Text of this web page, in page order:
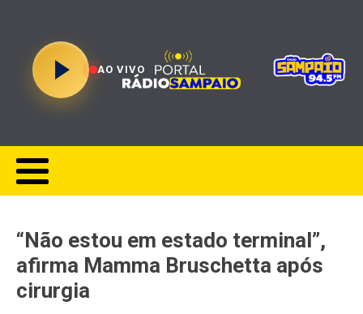
AO VIVO
“Não estou em estado terminal”,
afirma Mamma Bruschetta após
cirurgia